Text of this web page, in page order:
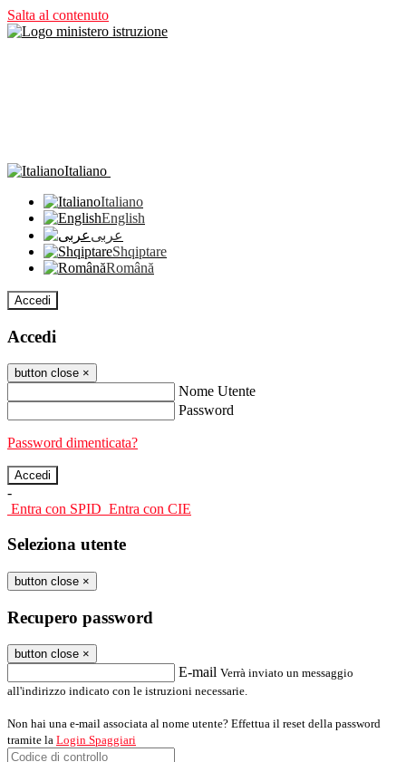
Salta al contenuto
Italiano
Italiano
English
عربى
Shqiptare
Română
Accedi
Accedi
button close ×
Nome Utente
Password
Password dimenticata?
-
Entra con SPID Entra con CIE
Seleziona utente
button close ×
Recupero password
button close ×
E-mail Verrà inviato un messaggio
all'indirizzo indicato con le istruzioni necessarie.
Non hai una e-mail associata al nome utente? Effettua il reset della password
tramite la Login Spaggiari